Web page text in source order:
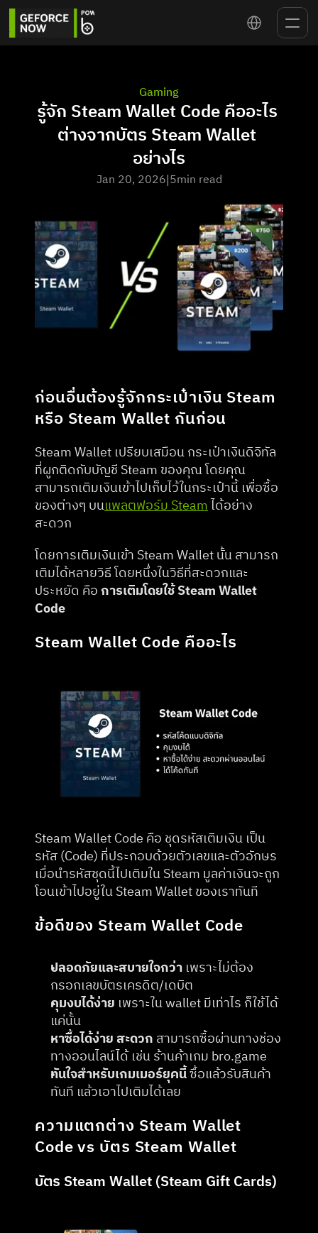
Select Language
Gaming
รู้จัก Steam Wallet Code คืออะไร
ต่างจากบัตร Steam Wallet
อย่างไร
Jan 20, 2026|5min read
ก่อนอื่นต้องรู้จักกระเป๋าเงิน Steam
หรือ Steam Wallet กันก่อน
Steam Wallet เปรียบเสมือน กระเป๋าเงินดิจิทัล
ที่ผูกติดกับบัญชี Steam ของคุณ โดยคุณ
สามารถเติมเงินเข้าไปเก็บไว้ในกระเป๋านี้ เพื่อซื้อ
ของต่างๆ บนแพลตฟอร์ม Steam ได้อย่าง
สะดวก
โดยการเติมเงินเข้า Steam Wallet นั้น สามารถ
เติมได้หลายวิธี โดยหนึ่งในวิธีที่สะดวกและ
ประหยัด คือ การเติมโดยใช้ Steam Wallet
Code
Steam Wallet Code คืออะไร
Steam Wallet Code คือ ชุดรหัสเติมเงิน เป็น
รหัส (Code) ที่ประกอบด้วยตัวเลขและตัวอักษร
เมื่อนำรหัสชุดนี้ไปเติมใน Steam มูลค่าเงินจะถูก
โอนเข้าไปอยู่ใน Steam Wallet ของเราทันที
ข้อดีของ Steam Wallet Code
ปลอดภัยและสบายใจกว่า เพราะไม่ต้อง
กรอกเลขบัตรเครดิต/เดบิต
คุมงบได้ง่าย เพราะใน wallet มีเท่าไร ก็ใช้ได้
แค่นั้น
หาซื้อได้ง่าย สะดวก สามารถซื้อผ่านทางช่อง
ทางออนไลน์ได้ เช่น ร้านค้าเกม bro.game
ทันใจสำหรับเกมเมอร์ยุคนี้ ซื้อแล้วรับสินค้า
ทันที แล้วเอาไปเติมได้เลย
ความแตกต่าง Steam Wallet
Code vs บัตร Steam Wallet
บัตร Steam Wallet (Steam Gift Cards)